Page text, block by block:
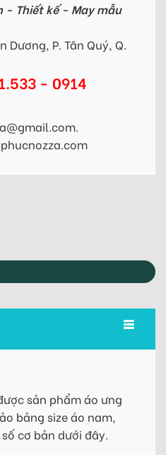
- Thiết kế - May mẫu
Dương, P. Tân Quý, Q.
- 0914
sản phẩm áo ưng
bảng size áo nam,
cơ bản dưới đây.